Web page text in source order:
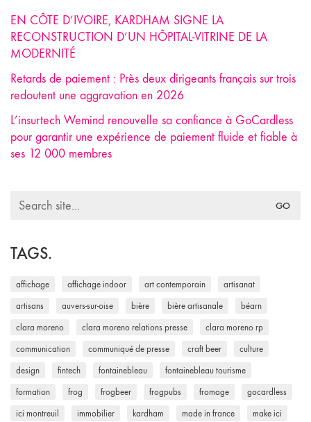
EN CÔTE D’IVOIRE, KARDHAM SIGNE LA
RECONSTRUCTION D’UN HÔPITAL-VITRINE DE LA
MODERNITÉ
Retards de paiement : Près deux dirigeants français sur trois
redoutent une aggravation en 2026
L’insurtech Wemind renouvelle sa confiance à GoCardless
pour garantir une expérience de paiement fluide et fiable à
ses 12 000 membres
Search
TAGS.
affichage affichage indoor art contemporain artisanat
artisans auvers-sur-oise bière bière artisanale béarn
clara moreno clara moreno relations presse clara moreno rp
communication communiqué de presse craft beer culture
design fintech fontainebleau fontainebleau tourisme
formation frog frogbeer frogpubs fromage gocardless
ici montreuil immobilier kardham made in france make ici